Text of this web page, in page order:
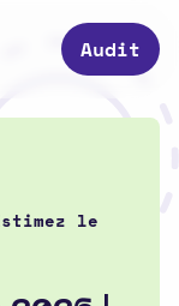
Audit
le